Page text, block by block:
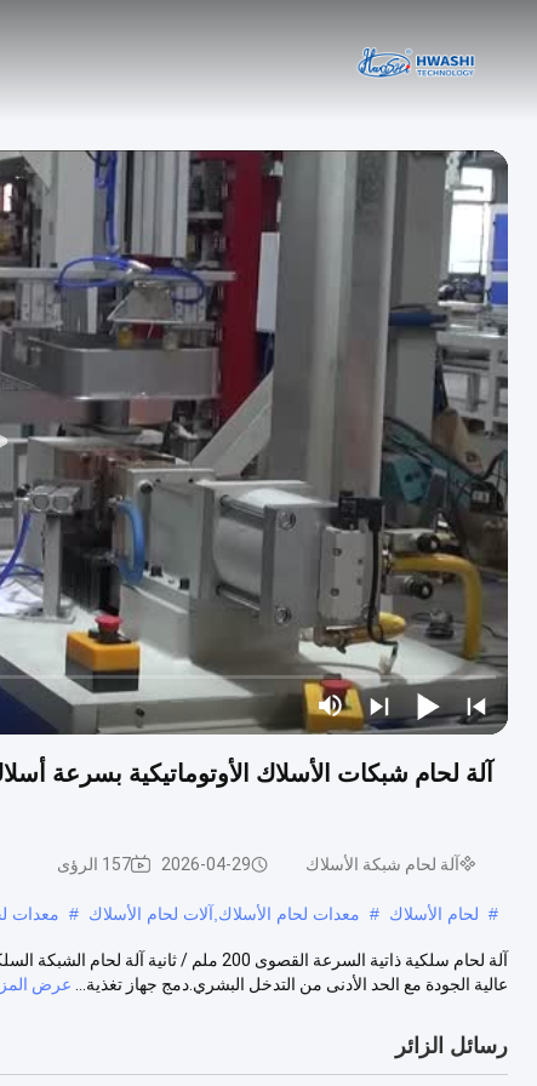
آلة لحام شبكة الأسلاك 2026-04-29 157 الرؤى
# لحام الأسلاك # معدات لحام الأسلاك,آلات لحام الأسلاك # معدات
آلة لحام سلكية ذاتية السرعة القصوى 200
عالية الجودة مع الحد الأدنى من التدخل البشري.دمج جهاز تغذية...
عرض
رسائل الزائر